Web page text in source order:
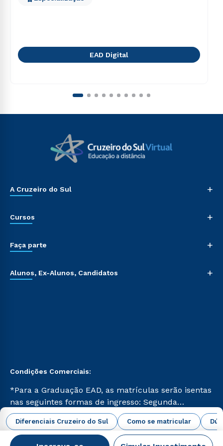
Diferenciais Cruzeiro do Sul Como se matricular
EAD Digital
A Cruzeiro do Sul +
Cursos +
Faça parte +
Alunos, Ex-Alunos, Candidatos +
Condições Comerciais:
*Para a Graduação EAD, as matrículas serão isentas
nas seguintes formas de ingresso: Segunda
Graduação, Segunda Graduação 2.0 e Transferência.
Já para as demais, a taxa de matrícula será de R$
49. *Para a Pós-graduação EAD, as ofertas
abrir todas as condições vigentes